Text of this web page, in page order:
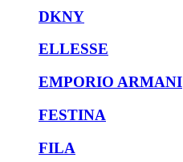
DKNY
ELLESSE
EMPORIO ARMANI
FESTINA
FILA